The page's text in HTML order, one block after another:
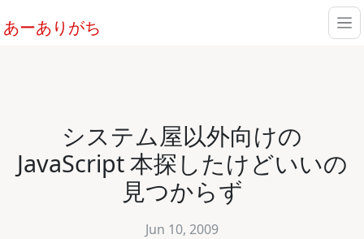
あーありがち
システム屋以外向けの
JavaScript 本探したけどいいの
見つからず
Jun 10, 2009